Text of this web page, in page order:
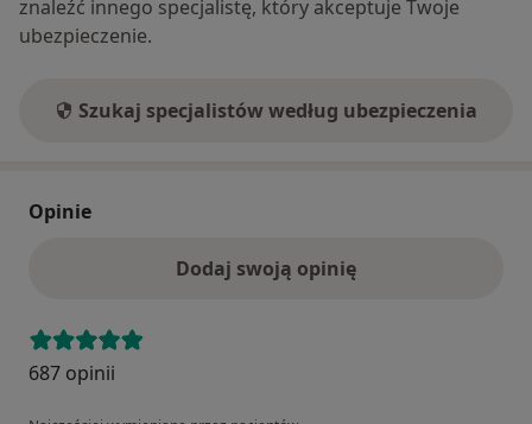
znaleźć innego specjalistę, który akceptuje Twoje
ubezpieczenie.
Szukaj specjalistów według ubezpieczenia
Opinie
Dodaj swoją opinię
687 opinii